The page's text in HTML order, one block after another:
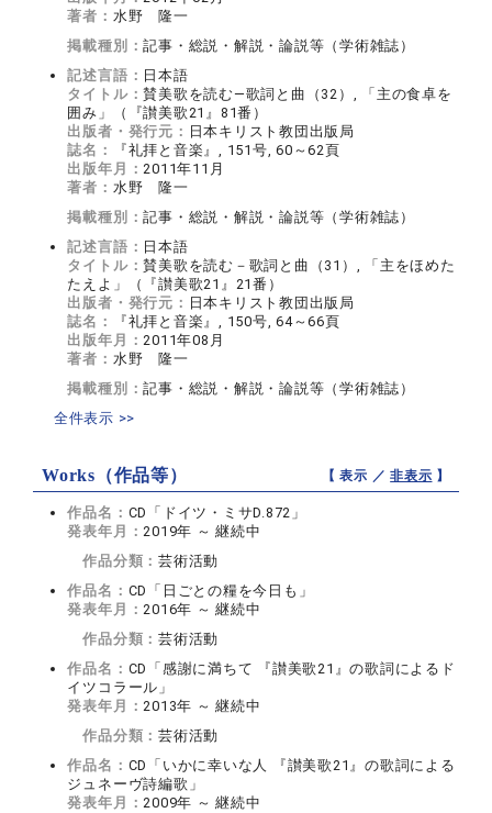
著者： 水野 隆一
掲載種別：記事・総説・解説・論説等（学術雑誌）
記述言語： 日本語
タイトル：賛美歌を読む―歌詞と曲（32）, 「主の食卓を
囲み」（『讃美歌21』81番）
出版者・発行元： 日本キリスト教団出版局
誌名：
『礼拝と音楽』, 151号, 60～62頁
出版年月：2011年11月
著者： 水野 隆一
掲載種別：記事・総説・解説・論説等（学術雑誌）
記述言語： 日本語
タイトル：賛美歌を読む－歌詞と曲（31）, 「主をほめた
たえよ」（『讃美歌21』21番）
出版者・発行元： 日本キリスト教団出版局
誌名：
『礼拝と音楽』, 150号, 64～66頁
出版年月：2011年08月
著者： 水野 隆一
掲載種別：記事・総説・解説・論説等（学術雑誌）
全件表示 >>
Works（作品等） 【 表示 ／非表示 】
作品名： CD「ドイツ・ミサD.872」
発表年月：2019年 ～ 継続中
作品分類：芸術活動
作品名： CD「日ごとの糧を今日も」
発表年月：2016年 ～ 継続中
作品分類：芸術活動
作品名： CD「感謝に満ちて 『讃美歌21』の歌詞によるド
イツコラール」
発表年月：2013年 ～ 継続中
作品分類：芸術活動
作品名： CD「いかに幸いな人 『讃美歌21』の歌詞による
ジュネーヴ詩編歌」
発表年月：2009年 ～ 継続中